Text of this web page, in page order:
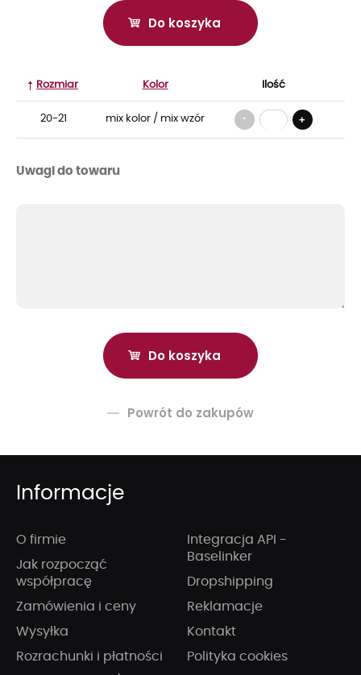
Do koszyka
Rozmiar Kolor Ilość
20-21 mix kolor / mix wzór - +
Uwagi do towaru
Powrót do zakupów
Informacje
O firmie
Jak rozpocząć
współpracę
Zamówienia i ceny
Wysyłka
Rozrachunki i płatności
Integracja API -
Baselinker
Dropshipping
Reklamacje
Kontakt
Polityka cookies